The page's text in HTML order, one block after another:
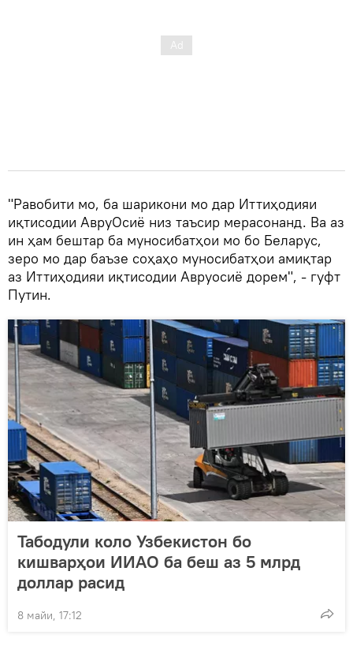
"Равобити мо, ба шарикони мо дар Иттиҳодияи
иқтисодии АвруОсиё низ таъсир мерасонанд. Ва аз
ин ҳам бештар ба муносибатҳои мо бо Беларус,
зеро мо дар баъзе соҳаҳо муносибатҳои амиқтар
аз Иттиҳодияи иқтисодии Авруосиё дорем", - гуфт
Путин.
Табодули коло Узбекистон бо
кишварҳои ИИАО ба беш аз 5 млрд
доллар расид
8 майи, 17:12